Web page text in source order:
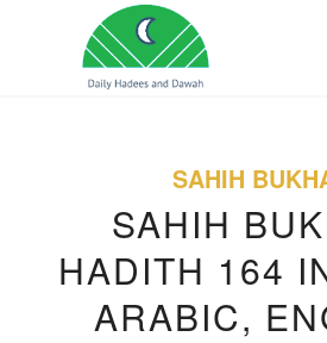
SAHIH
SAHIH
HADITH 164
ARABIC,